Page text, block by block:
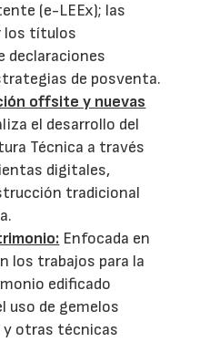
(e-LEEx); las
los títulos
declaraciones
de posventa.
offsite y nuevas
el desarrollo del
Técnica a través
digitales,
tradicional
Enfocada en
los trabajos para la
edificado
uso de gemelos
otras técnicas